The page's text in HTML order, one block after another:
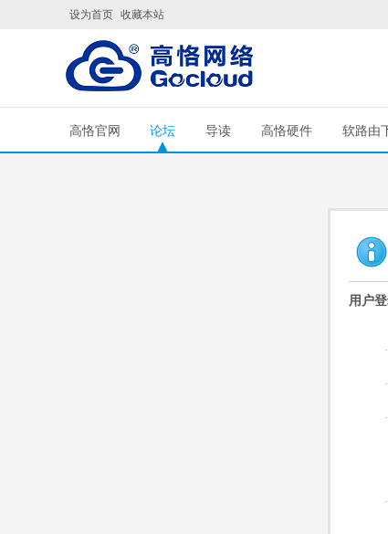
设为首页 收藏本站
高恪官网 论坛 导读 高恪硬件 软路由
用户